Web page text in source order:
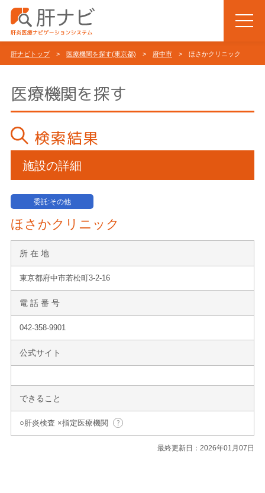
肝ナビトップ> 医療機関を探す(東京都) > 府中市 > ほさかクリニック
医療機関を探す
検索結果
施設の詳細
委託:その他
ほさかクリニック
所 在 地
東京都府中市若松町3-2-16
電 話 番 号
042-358-9901
公式サイト
できること
○肝炎検査 ×指定医療機関
最終更新日：2026年01月07日